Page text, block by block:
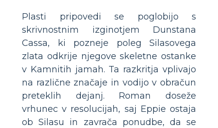
Plasti pripovedi se poglobijo s
skrivnostnim izginotjem Dunstana
Cassa, ki pozneje poleg Silasovega
zlata odkrije njegove skeletne ostanke
v Kamnitih jamah. Ta razkritja vplivajo
na različne značaje in vodijo v obračun
preteklih dejanj. Roman doseže
vrhunec v resolucijah, saj Eppie ostaja
ob Silasu in zavrača ponudbe, da se